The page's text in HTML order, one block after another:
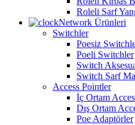
Roleli Sarf
Network Ürünleri
Switchler
Poesiz
Poeli Switchler
Switch
Switch Sarf
Access Pointler
İç Ortam
Dış Ortam
Poe Adaptörler